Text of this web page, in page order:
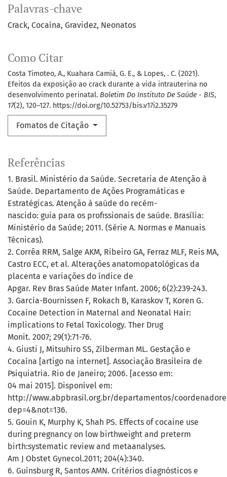
Palavras-chave
Crack Cocaína Gravidez Neonatos
Como Citar
Costa Timoteo, A., Kuahara Camiá, G. E., & Lopes, . C. (2021).
Efeitos da exposição ao crack durante a vida intrauterina no
desenvolvimento perinatal. Boletim Do Instituto De Saúde - BIS,
17(2), 120–127. https://doi.org/10.52753/bis.v17i2.35279
Fomatos de Citação
Referências
1. Brasil. Ministério da Saúde. Secretaria de Atenção à
Saúde. Departamento de Ações Programáticas e
Estratégicas. Atenção à saúde do recém-
nascido: guia para os profissionais de saúde. Brasília:
Ministério da Saúde; 2011. (Série A. Normas e Manuais
Técnicas).
2. Corrêa RRM, Salge AKM, Ribeiro GA, Ferraz MLF, Reis MA,
Castro ECC, et al. Alterações anatomopatológicas da
placenta e variações do índice de
Apgar. Rev Bras Saúde Mater Infant. 2006; 6(2):239-243.
3. Garcia-Bournissen F, Rokach B, Karaskov T, Koren G.
Cocaine Detection in Maternal and Neonatal Hair:
implications to Fetal Toxicology. Ther Drug
Monit. 2007; 29(1):71-76.
4. Giusti J, Mitsuhiro SS, Zilberman ML. Gestação e
Cocaína [artigo na internet]. Associação Brasileira de
Psiquiatria. Rio de Janeiro; 2006. [acesso em:
04 mai 2015]. Disponível em:
http://www.abpbrasil.org.br/departamentos/
dep=4&not=136.
5. Gouin K, Murphy K, Shah PS. Effects of cocaine use
during pregnancy on low birthweight and preterm
birth:systematic review and metaanalyses.
Am J Obstet Gynecol.2011; 204(4):340.
6. Guinsburg R, Santos AMN. Critérios diagnósticos e